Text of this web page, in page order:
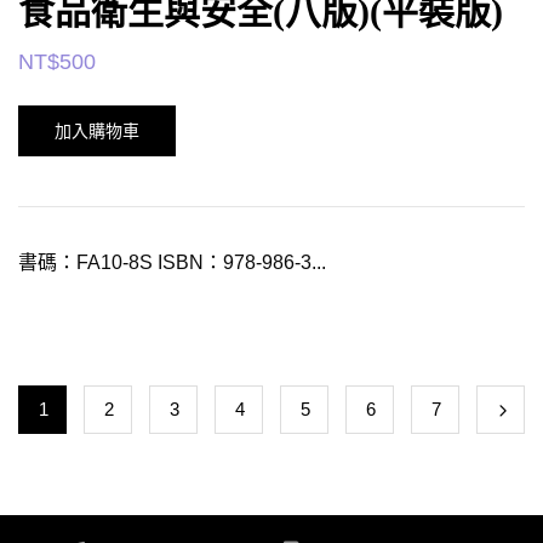
食品衛生與安全(八版)(平裝版)
NT$500
加入購物車
書碼：FA10-8S ISBN：978-986-3...
1 2 3 4 5 6 7